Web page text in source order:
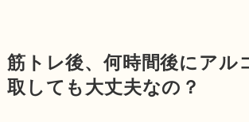
筋トレ後、何時間後にアル
取しても大丈夫なの？